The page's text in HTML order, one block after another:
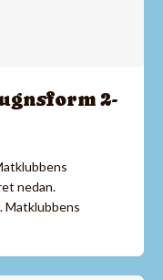
2-
nedan.
Matklubbens